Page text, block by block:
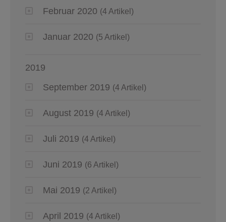
Februar 2020 (4 Artikel)
Januar 2020 (5 Artikel)
2019
September 2019 (4 Artikel)
August 2019 (4 Artikel)
Juli 2019 (4 Artikel)
Juni 2019 (6 Artikel)
Mai 2019 (2 Artikel)
April 2019 (4 Artikel)